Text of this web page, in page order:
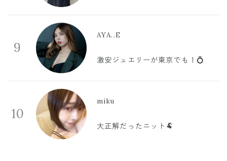
9
AYA..E
激安ジュエリーが東京でも！💍
10
miku
大正解だったニット🐏